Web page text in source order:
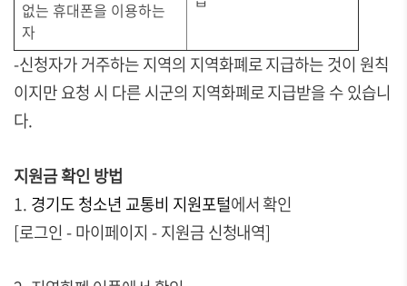
없는 휴대폰을 이용하는
자
-신청자가 거주하는 지역의 지역화폐로 지급하는 것이 원칙
이지만 요청 시 다른 시군의 지역화폐로 지급받을 수 있습니
다.
지원금 확인 방법
1. 경기도 청소년 교통비 지원포털에서 확인
[로그인 - 마이페이지 - 지원금 신청내역]